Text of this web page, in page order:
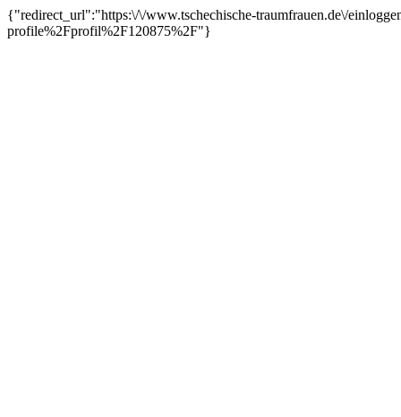
{"redirect_url":"https:\/\/www.tschechische-traumfrauen.de\/
profile%2Fprofil%2F120875%2F"}